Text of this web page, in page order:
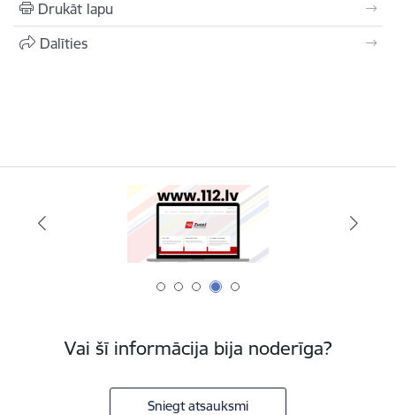
Drukāt lapu
Dalīties
Vai šī informācija bija noderīga?
Sniegt atsauksmi